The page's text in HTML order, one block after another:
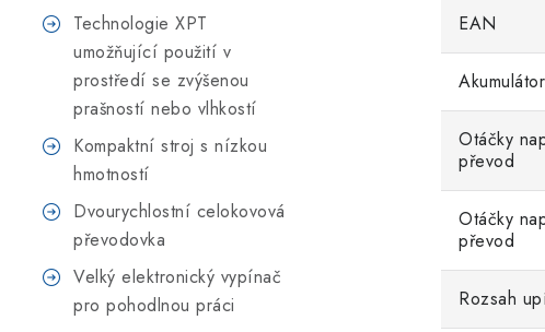
Technologie XPT
umožňující použití v
prostředí se zvýšenou
prašností nebo vlhkostí
Kompaktní stroj s nízkou
hmotností
Dvourychlostní celokovová
převodovka
Velký elektronický vypínač
pro pohodlnou práci
EAN
Akumulátor
Otáčky
převod
Otáčky
převod
Rozsah